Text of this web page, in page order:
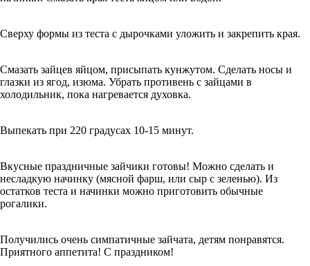
Сверху формы из теста с дырочками уложить и закрепить края.
Смазать зайцев яйцом, присыпать кунжутом. Сделать носы и
глазки из ягод, изюма. Убрать противень с зайцами в
холодильник, пока нагревается духовка.
Выпекать при 220 градусах 10-15 минут.
Вкусные праздничные зайчики готовы! Можно сделать и
несладкую начинку (мясной фарш, или сыр с зеленью). Из
остатков теста и начинки можно приготовить обычные
рогалики.
Получились очень симпатичные зайчата, детям понравятся.
Приятного аппетита! С праздником!